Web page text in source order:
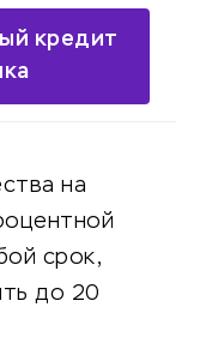
кредит
на
срок,
до 20